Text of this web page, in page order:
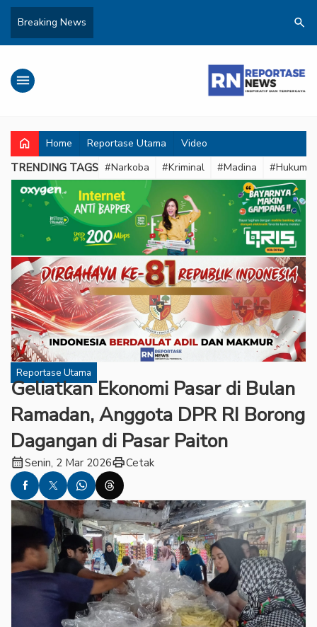
Breaking News search
menu
home Home Reportase Utama Video
TRENDING TAGS #Narkoba #Kriminal #Madina #Hukum
Reportase Utama
Geliatkan Ekonomi Pasar di Bulan
Ramadan, Anggota DPR RI Borong
Dagangan di Pasar Paiton
calendar_monthSenin, 2 Mar 2026printCetak